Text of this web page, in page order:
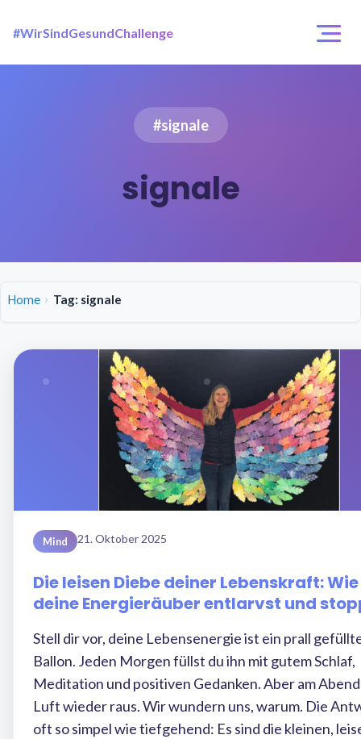
#WirSindGesundChallenge
Login / Registrierung
#signale
signale
Home Tag: signale
Mind 21. Oktober 2025
Die leisen Diebe deiner Lebenskraft:
deine Energieräuber entlarvst und
Stell dir vor, deine Lebensenergie ist ein prall
Ballon. Jeden Morgen füllst du ihn mit gutem Schlaf,
Meditation und positiven Gedanken. Aber am
Luft wieder raus. Wir wundern uns, warum. Die
oft so simpel wie tiefgehend: Es sind die kleinen,